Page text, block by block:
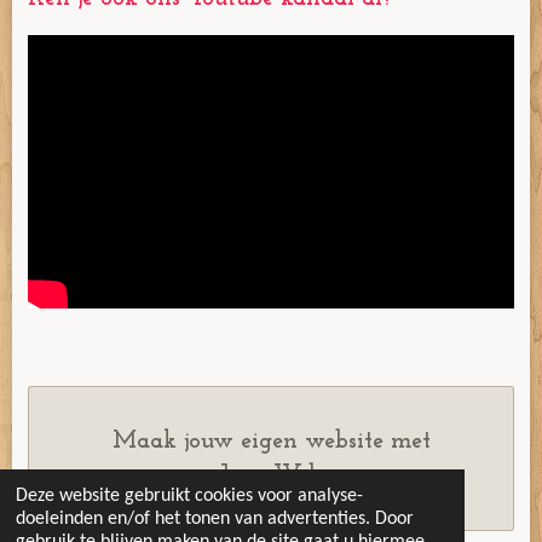
Deze website gebruikt cookies voor analyse-
doeleinden en/of het tonen van advertenties. Door
k
s
a
Maak jouw eigen website met
JouwWeb